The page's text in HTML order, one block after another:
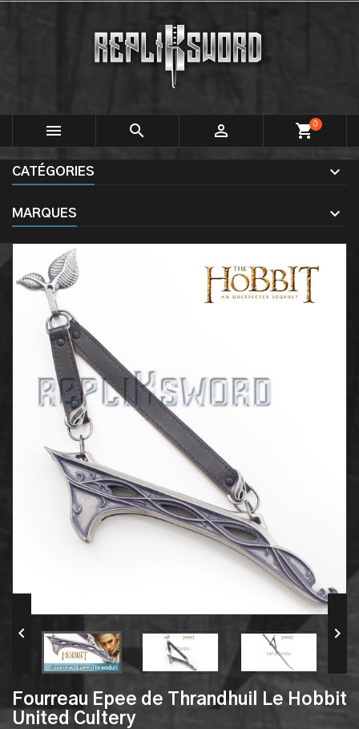
   shopping_cart0
CATÉGORIES
MARQUES
 
Fourreau Epee de Thrandhuil Le Hobbit
United Cultery